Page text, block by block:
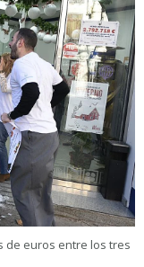
de euros entre los tres